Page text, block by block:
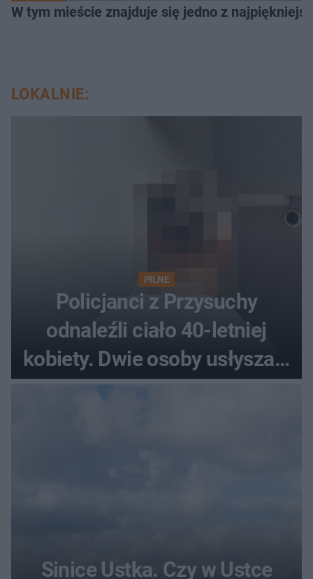
W tym mieście znajduje się jedno z
LOKALNIE:
PILNE
Policjanci z Przysuchy
odnaleźli ciało 40-letniej
kobiety. Dwie osoby usłyszały
zarzut zabójstwa
Sinice Ustka. Czy w Ustce